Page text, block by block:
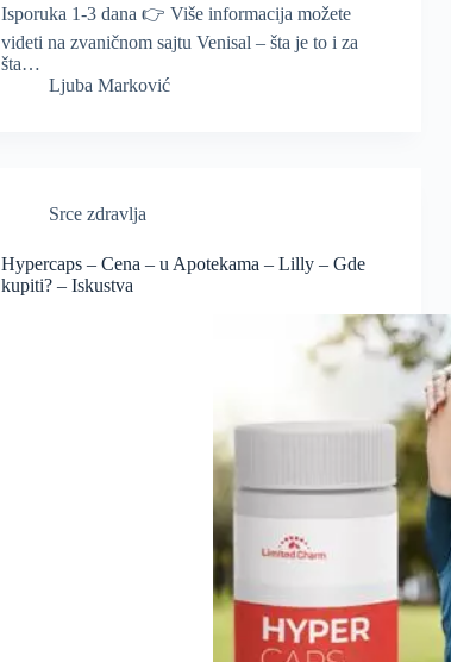
Isporuka 1-3 dana 👉 Više informacija možete
videti na zvaničnom sajtu Venisal – šta je to i za
šta…
Ljuba Marković
Srce zdravlja
Hypercaps – Cena – u Apotekama – Lilly – Gde
kupiti? – Iskustva